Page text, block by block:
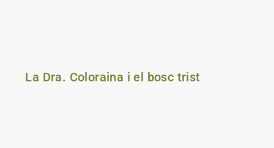
La Dra. Coloraina i el bosc trist